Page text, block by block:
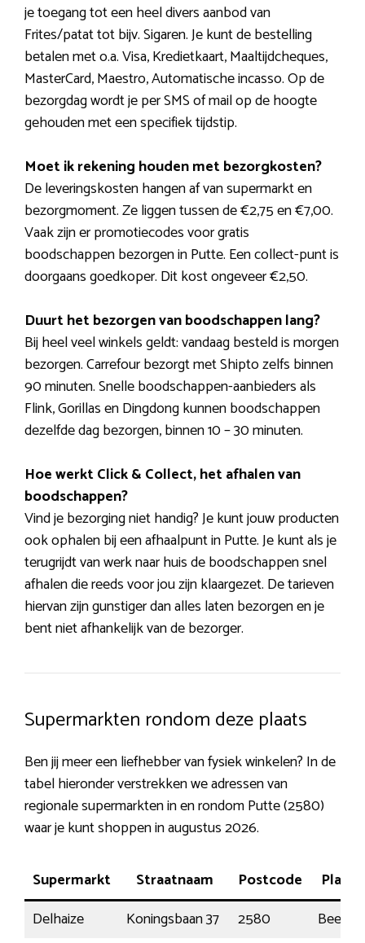
je toegang tot een heel divers aanbod van
Frites/patat tot bijv. Sigaren. Je kunt de bestelling
betalen met o.a. Visa, Kredietkaart, Maaltijdcheques,
MasterCard, Maestro, Automatische incasso. Op de
bezorgdag wordt je per SMS of mail op de hoogte
gehouden met een specifiek tijdstip.
Moet ik rekening houden met bezorgkosten?
De leveringskosten hangen af van supermarkt en
bezorgmoment. Ze liggen tussen de €2,75 en €7,00.
Vaak zijn er promotiecodes voor gratis
boodschappen bezorgen in Putte. Een collect-punt is
doorgaans goedkoper. Dit kost ongeveer €2,50.
Duurt het bezorgen van boodschappen lang?
Bij heel veel winkels geldt: vandaag besteld is morgen
bezorgen. Carrefour bezorgt met Shipto zelfs binnen
90 minuten. Snelle boodschappen-aanbieders als
Flink, Gorillas en Dingdong kunnen boodschappen
dezelfde dag bezorgen, binnen 10 – 30 minuten.
Hoe werkt Click & Collect, het afhalen van
boodschappen?
Vind je bezorging niet handig? Je kunt jouw producten
ook ophalen bij een afhaalpunt in Putte. Je kunt als je
terugrijdt van werk naar huis de boodschappen snel
afhalen die reeds voor jou zijn klaargezet. De tarieven
hiervan zijn gunstiger dan alles laten bezorgen en je
bent niet afhankelijk van de bezorger.
Supermarkten rondom deze plaats
Ben jij meer een liefhebber van fysiek winkelen? In de
tabel hieronder verstrekken we adressen van
regionale supermarkten in en rondom Putte (2580)
waar je kunt shoppen in augustus 2026.
Supermarkt Straatnaam Postcode
Plaats
Delhaize
Koningsbaan 37 2580
Beerzel